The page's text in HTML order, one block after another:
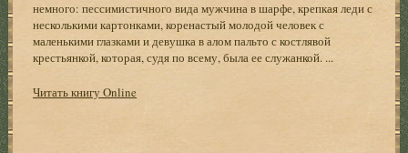
немного: пессимистичного вида мужчина в шарфе, крепкая леди с
несколькими картонками, коренастый молодой человек с
маленькими глазками и девушка в алом пальто с костлявой
крестьянкой, которая, судя по всему, была ее служанкой. ...
Читать книгу Online